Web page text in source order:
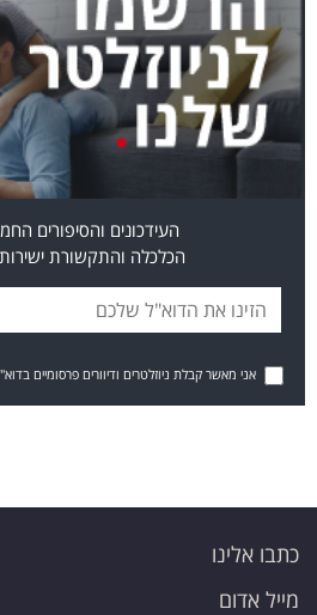
העידכונים והסיפורים
הכלכלה והתקשורת
אני מאשר קבלת ניוזלטרים ודיוורים פרסומיים
כתבו אלינו
מייל אדום